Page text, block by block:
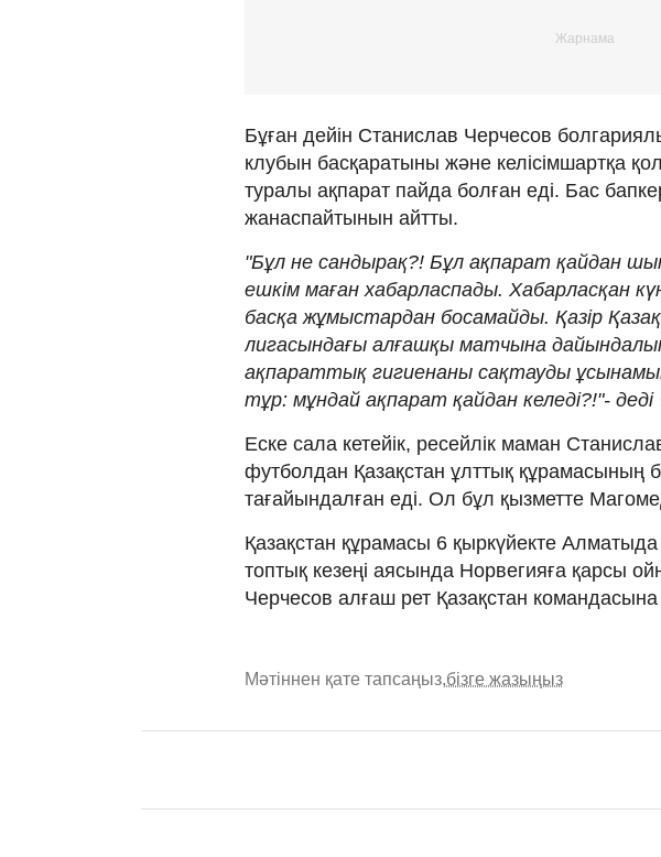
Бұған дейін Станислав Черчесов
клубын басқаратыны және келісімшартқа
туралы ақпарат пайда болған еді. Бас
жанаспайтынын айтты.
"Бұл не сандырақ?! Бұл ақпарат қайдан
ешкім маған хабарласпады. Хабарласқан
басқа жұмыстардан босамайды. Қазір
лигасындағы алғашқы матчына
ақпараттық гигиенаны сақтауды
тұр: мұндай ақпарат қайдан келеді?!"- деді
Еске сала кетейік, ресейлік маман
футболдан Қазақстан ұлттық құрамасының
тағайындалған еді. Ол бұл қызметте
Қазақстан құрамасы 6 қыркүйекте
топтық кезеңі аясында Норвегияға қарсы
Черчесов алғаш рет Қазақстан командасына
Мәтіннен қате тапсаңыз,бізге жазыңыз